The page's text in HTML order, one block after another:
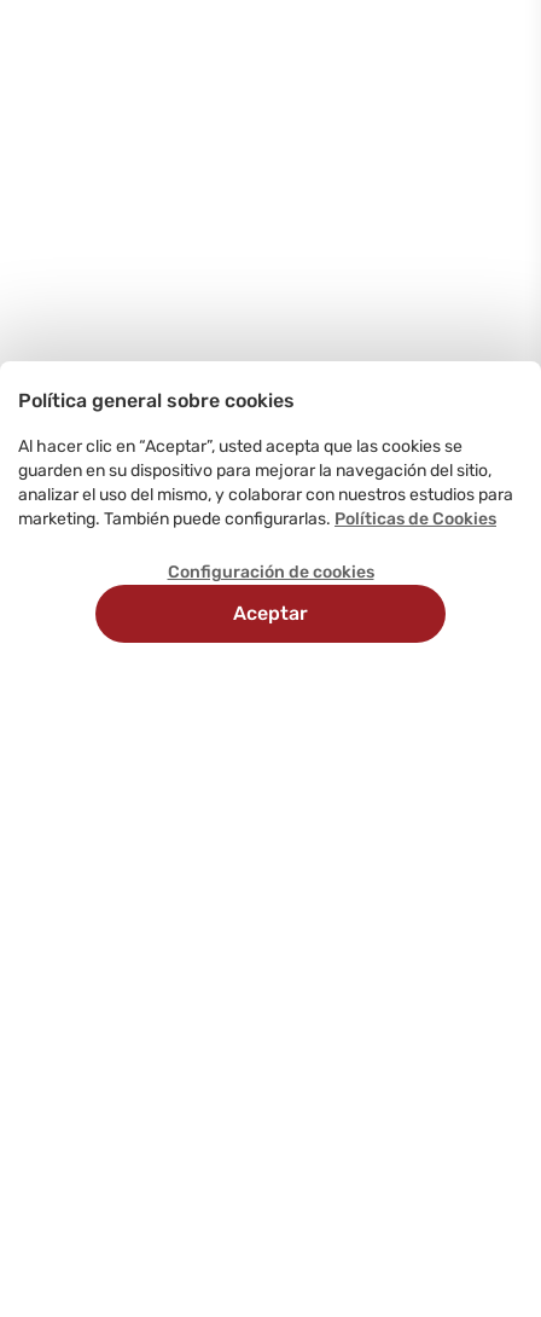
Política general sobre cookies
Al hacer clic en “Aceptar”, usted acepta que las cookies se
guarden en su dispositivo para mejorar la navegación del sitio,
analizar el uso del mismo, y colaborar con nuestros estudios para
marketing. También puede configurarlas. Políticas de Cookies
Configuración de cookies
Aceptar